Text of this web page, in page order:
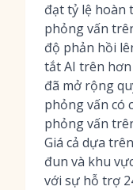
đạt tỷ lệ hoàn
phỏng vấn
độ phản hồi
tắt AI trên hơn
đã mở rộng
phỏng vấn có
phỏng vấn
Giá cả dựa
đun và khu
với sự hỗ trợ